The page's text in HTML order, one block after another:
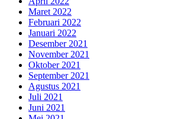
Maret 2022
Februari 2022
Januari 2022
Desember 2021
November 2021
Oktober 2021
September 2021
Agustus 2021
Juli 2021
Juni 2021